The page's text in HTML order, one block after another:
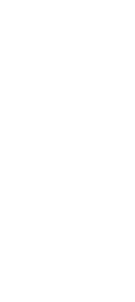
todo sobre las artes